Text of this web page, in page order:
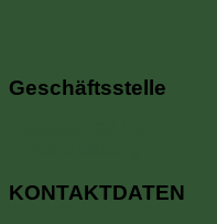
Geschäftsstelle
KONTAKTDATEN